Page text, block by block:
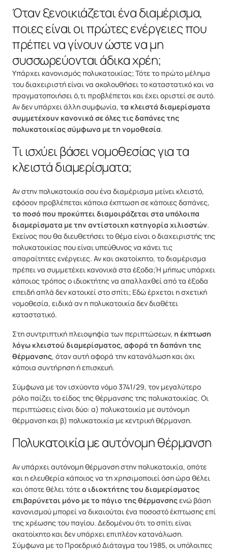
Όταν ξενοικιάζεται ένα διαμέρισμα,
ποιες είναι οι πρώτες ενέργειες που
πρέπει να γίνουν ώστε να μη
συσσωρεύονται άδικα χρέη;
Υπάρχει κανονισμός πολυκατοικίας; Τότε το πρώτο μέλημα
του διαχειριστή είναι να ακολουθήσει το καταστατικό και να
πραγματοποιήσει ό,τι προβλέπεται και έχει οριστεί σε αυτό.
Αν δεν υπάρχει άλλη συμφωνία, τα κλειστά διαμερίσματα
συμμετέχουν κανονικά σε όλες τις δαπάνες της
πολυκατοικίας σύμφωνα με τη νομοθεσία.
Τι ισχύει βάσει νομοθεσίας για τα
κλειστά διαμερίσματα;
Αν στην πολυκατοικία σου ένα διαμέρισμα μείνει κλειστό,
εφόσον προβλέπεται κάποια έκπτωση σε κάποιες δαπάνες,
το ποσό που προκύπτει διαμοιράζεται στα υπόλοιπα
διαμερίσματα με την αντίστοιχη κατηγορία χιλιοστών.
Εκείνος που θα διευθετήσει το θέμα είναι ο διαχειριστής της
πολυκατοικίας που είναι υπεύθυνος να κάνει τις
απαραίτητες ενέργειες. Αν και ακατοίκητο, το διαμέρισμα
πρέπει να συμμετέχει κανονικά στα έξοδα;Ή μήπως υπάρχει
κάποιος τρόπος ο ιδιοκτήτης να απαλλαχθεί από τα έξοδα
επειδή απλά δεν κατοικεί στο σπίτι; Εδώ έρχεται η σχετική
νομοθεσία, ειδικά αν η πολυκατοικία δεν διαθέτει
καταστατικό.
Στη συντριπτική πλειοψηφία των περιπτώσεων, η έκπτωση
λόγω κλειστού διαμερίσματος, αφορά τη δαπάνη της
θέρμανσης, όταν αυτή αφορά την κατανάλωση και όχι
κάποια συντήρηση ή επισκευή.
Σύμφωνα με τον ισχύοντα νόμο 3741/29, τον μεγαλύτερο
ρόλο παίζει το είδος της θέρμανσης της πολυκατοικίας. Οι
περιπτώσεις είναι δύο: α) πολυκατοικία με αυτόνομη
θέρμανση και β) πολυκατοικία με κεντρική θέρμανση.
Πολυκατοικία με αυτόνομη θέρμανση
Αν υπάρχει αυτόνομη θέρμανση στην πολυκατοικία, οπότε
και η ελευθερία κάποιος να τη χρησιμοποιεί όση ώρα θέλει
και όποτε θέλει τότεο ιδιοκτήτης του διαμερίσματος
επιβαρύνεται μόνο με το πάγιο της θέρμανσηςενώ βάση
κανονισμού μπορεί να δικαιούται ένα ποσοστό έκπτωσης επί
της χρέωσης του παγίου. Δεδομένου ότι το σπίτι είναι
ακατοίκητο και δεν υπάρχει επιπλέον κατανάλωση.
Σύμφωνα με το Προεδρικό Διάταγμα του 1985, οι υπόλοιπες